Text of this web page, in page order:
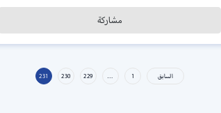
مشاركة
السابق 1
…
229
230
231